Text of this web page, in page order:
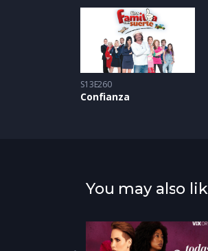
S13E260
Confianza
You may also